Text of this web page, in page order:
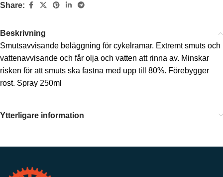
Share:
Beskrivning
Smutsavvisande beläggning för cykelramar. Extremt smuts och
vattenavvisande och får olja och vatten att rinna av. Minskar
risken för att smuts ska fastna med upp till 80%. Förebygger
rost. Spray 250ml
Ytterligare information